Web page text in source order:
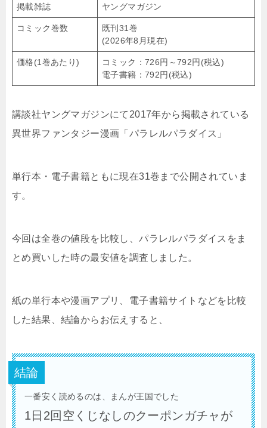
掲載雑誌 ヤングマガジン
コミック巻数
既刊31巻
(2026年8月現在)
価格(1巻あたり)
コミック：726円～792円(税込)
電子書籍：792円(税込)
講談社ヤングマガジンにて2017年から掲載されている
異世界ファンタジー漫画「パラレルパラダイス」
単行本・電子書籍ともに現在31巻まで公開されていま
す。
今回は全巻の値段を比較し、パラレルパラダイスをま
とめ買いした時の最安値を調査しました。
紙の単行本や漫画アプリ、電子書籍サイトなどを比較
した結果、結論からお伝えすると、
結論
一番安く読めるのは、まんが王国でした
1日2回空くじなしのクーポンガチャが